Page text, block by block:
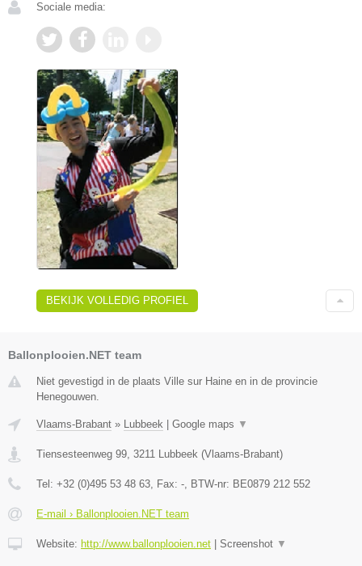
Sociale media:
BEKIJK VOLLEDIG PROFIEL
Ballonplooien.NET team
Niet gevestigd in de plaats Ville sur Haine en in de provincie
Henegouwen.
Vlaams-Brabant » Lubbeek Google maps ▼
Tiensesteenweg 99, 3211 Lubbeek (Vlaams-Brabant)
Tel: +32 (0)495 53 48 63, Fax: -, BTW-nr: BE0879 212 552
E-mail › Ballonplooien.NET team
Website: http://www.ballonplooien.net Screenshot ▼